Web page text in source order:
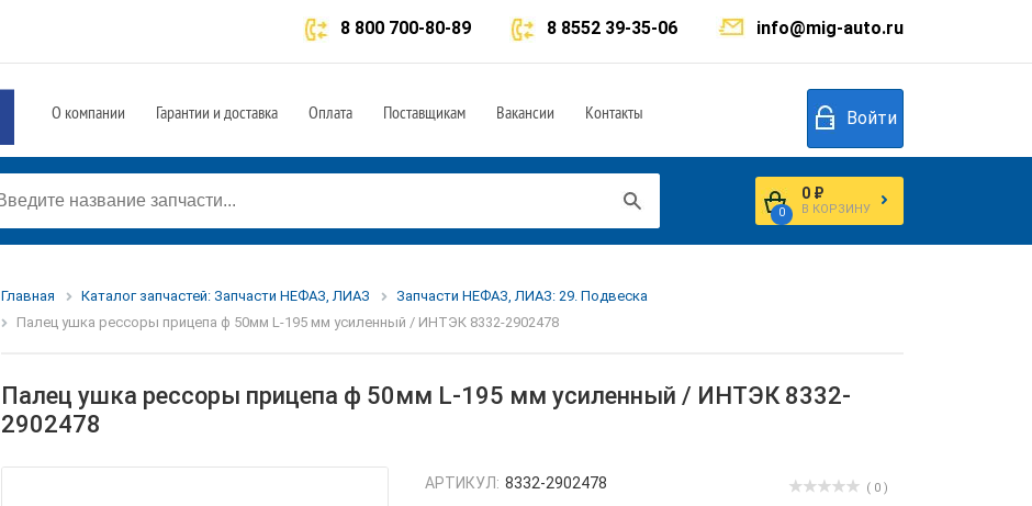
info@mig-auto.ru
8 8552 39-35-06
8 800 700-80-89
О компании Гарантии и доставка Оплата Поставщикам Вакансии Контакты Войти
0
0 ₽
В КОРЗИНУ
Главная Каталог запчастей: Запчасти НЕФАЗ, ЛИАЗ
Запчасти НЕФАЗ, ЛИАЗ: 29. Подвеска
Палец ушка рессоры прицепа ф 50мм L-195 мм усиленный / ИНТЭК 8332-2902478
Палец ушка рессоры прицепа ф 50мм L-195 мм усиленный / ИНТЭК 8332-
2902478
( 0 )
АРТИКУЛ: 8332-2902478